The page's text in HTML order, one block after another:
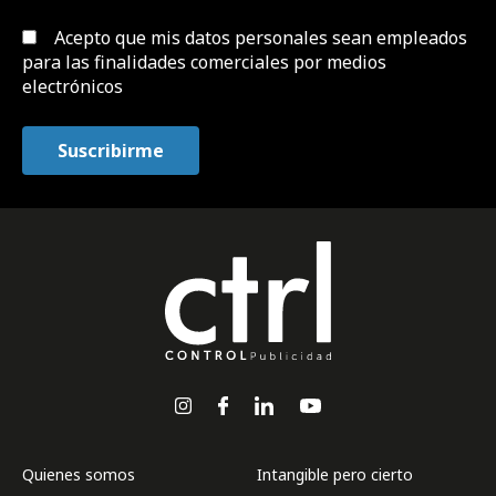
Acepto que mis datos personales sean empleados
para las finalidades comerciales por medios
electrónicos
Quienes somos
Intangible pero cierto